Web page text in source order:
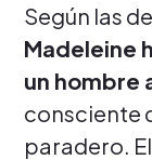
Según las
Madeleine
un hombre
consciente
paradero.